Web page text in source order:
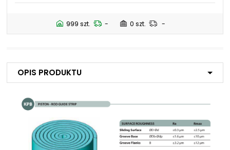
PN-PT: 7:00 - 16:00
Projektowanie i budowa układów:
POWER HYDRAULICS SOLUTIONS
58-100 Świdnica, ul. Bystrzycka 17, POLSKA
KRS: 0001073679
999 szt. - 0 szt. -
Opis produktu